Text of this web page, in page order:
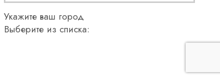
Укажите ваш город
Выберите из списка: